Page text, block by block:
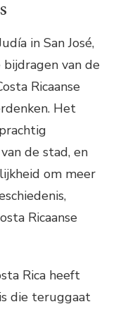
in San José,
bijdragen van de
Ricaanse
Het
de stad, en
om meer
Ricaanse
Rica heeft
die teruggaat